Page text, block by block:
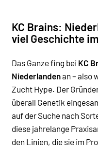
KC Brains:
viel Geschichte
Das Ganze fing bei KC
Niederlandenan – also
Zucht Hype. Der
überall Genetik
auf der Suche nach
diese jahrelange
den Linien, die sie im